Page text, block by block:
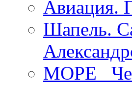
Авиация.
Шапель.
МОРЕ